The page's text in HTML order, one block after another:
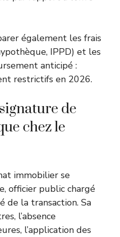
également les frais
IPPD) et les
anticipé :
restrictifs en 2026.
de
chez le
immobilier se
officier public chargé
de la transaction. Sa
l’absence
l’application des